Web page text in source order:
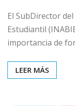
El SubDirector
Estudiantil
importancia de
LEER MÁS